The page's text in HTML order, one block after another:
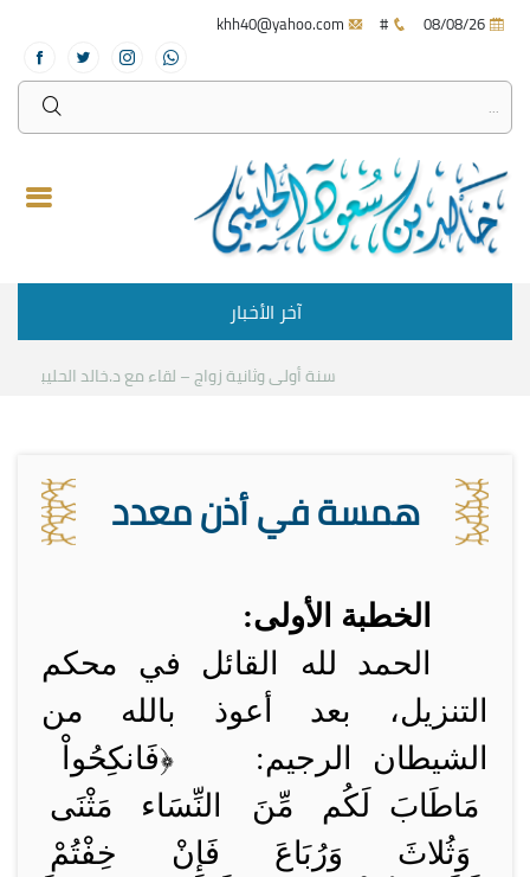
#
آخر الأخبار
سنة أولى وثانية زواج – لقاء مع د.خالد الحليبي كيف
همسة في أذن معدد
الخطبة الأولى:
الحمد لله القائل في محكم
التنزيل، بعد أعوذ بالله من
الشيطان الرجيم: ﴿فَانكِحُواْ
مَاطَابَ لَكُم مِّنَ النِّسَاء
مَثْنَى
وَثُلاثَ
وَرُبَاعَ فَإِنْ
خِفْتُمْ